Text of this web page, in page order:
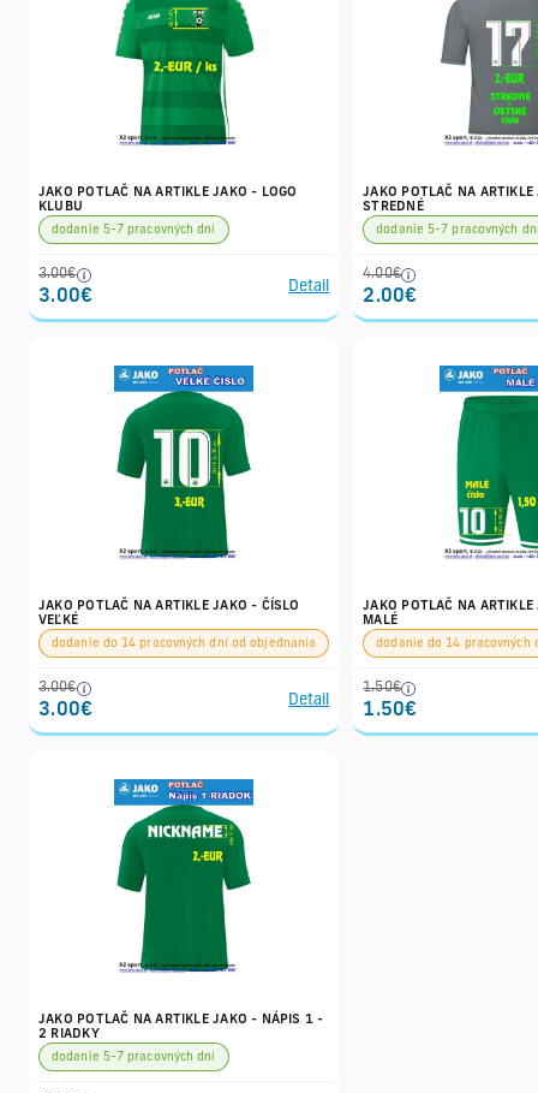
JAKO POTLAČ NA ARTIKLE JAKO - LOGO
KLUBU
dodanie 5-7 pracovných dní
3.00€
3.00€
Detail
JAKO POTLAČ NA
STREDNÉ
dodanie 5-7 pracovných
4.00€
2.00€
JAKO POTLAČ NA ARTIKLE JAKO - ČÍSLO
VEĽKÉ
dodanie do 14 pracovných dní od objednania
3.00€
3.00€
Detail
JAKO POTLAČ NA
MALÉ
dodanie do 14 pracovných
1.50€
1.50€
JAKO POTLAČ NA ARTIKLE JAKO - NÁPIS 1 -
2 RIADKY
dodanie 5-7 pracovných dní